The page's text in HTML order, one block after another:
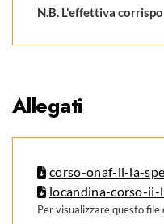
N.B. L'effettiva
Allegati
corso-onaf-ii-la-
locandina-corso-
Per visualizzare questo